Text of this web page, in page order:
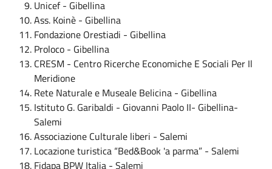
Unicef - Gibellina
Ass. Koinè - Gibellina
Fondazione Orestiadi - Gibellina
Proloco - Gibellina
CRESM - Centro Ricerche Economiche E Sociali Per Il
Meridione
Rete Naturale e Museale Belicina - Gibellina
Istituto G. Garibaldi - Giovanni Paolo II- Gibellina-
Salemi
Associazione Culturale liberi - Salemi
Locazione turistica “Bed&Book 'a parma” - Salemi
Fidapa BPW Italia - Salemi